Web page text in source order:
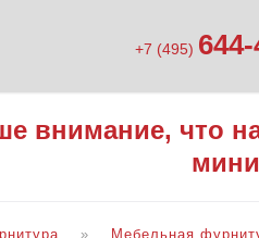
+7 (495)
внимание, что
Мебельная